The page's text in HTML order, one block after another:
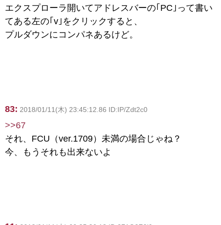
エクスプローラ開いてアドレスバーの｢PC｣って書い
てある左の｢v｣をクリックすると、
プルダウンにコンパネあるけど。
83: 2018/01/11(木) 23:45:12.86 ID:IP/Zdt2c0
>>67
それ、FCU（ver.1709）未満の場合じゃね？
今、もうそれも出来ないよ